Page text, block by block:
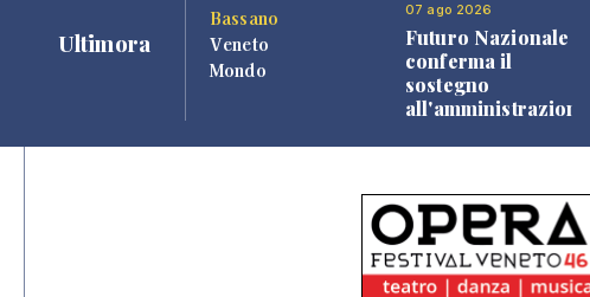
Ultimora
Bassano
Veneto
Mondo
07 ago 2026
Futuro Nazionale
conferma il
sostegno
all'amministrazione